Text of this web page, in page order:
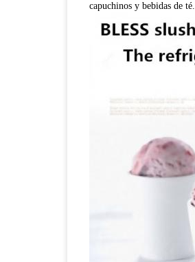
capuchinos y bebidas de té.